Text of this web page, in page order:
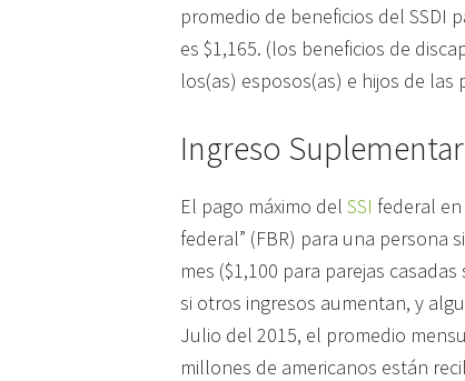
promedio de beneficios del SSDI
es $1,165. (los beneficios de
los(as) esposos(as) e hijos de las
Ingreso
El pago máximo del SSI federal
federal” (FBR) para una persona
mes ($1,100 para parejas
si otros ingresos aumentan, y
Julio del 2015, el promedio
millones de americanos están